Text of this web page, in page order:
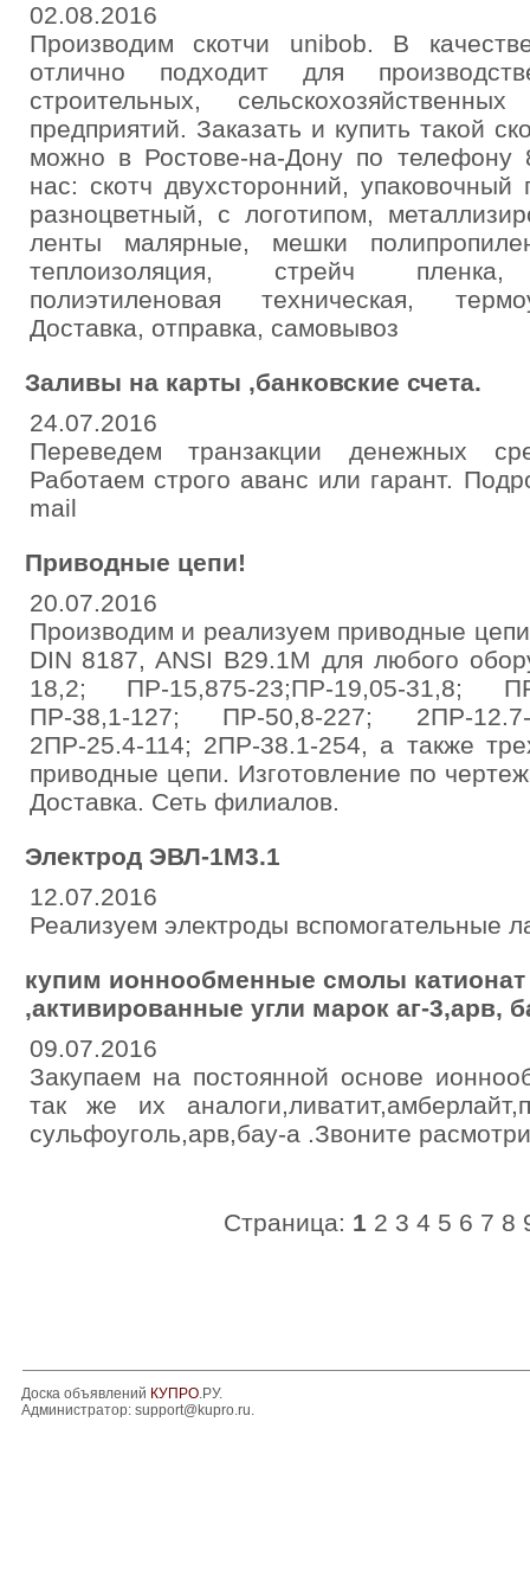
02.08.2016
Производим скотчи unibob. В
отлично подходит для
строительных,
предприятий. Заказать и купить такой
можно в Ростове-на-Дону по телефону
нас: cкотч двухсторонний,
разноцветный, с логотипом,
ленты малярные, мешки
теплоизоляция, стрейч пленка,
полиэтиленовая техническая,
Доставка, отправка, самовывоз
Заливы на карты ,банковские счета.
24.07.2016
Переведем транзакции денежных
Работаем строго аванс или гарант.
mail
Приводные цепи!
20.07.2016
Производим и реализуем приводные
DIN 8187, ANSI B29.1M для любого
18,2; ПР-15,875-23;ПР-19,05-31,8;
ПР-38,1-127; ПР-50,8-227; 2ПР-
2ПР-25.4-114; 2ПР-38.1-254, а также
приводные цепи. Изготовление по
Доставка. Сеть филиалов.
Электрод ЭВЛ-1М3.1
12.07.2016
Реализуем электроды вспомогательные
купим ионнообменные смолы катионат
,активированные угли марок аг-3,арв,
09.07.2016
Закупаем на постоянной основе
так же их
сульфоуголь,арв,бау-а .Звоните
Страница: 1 2 3 4 5 6 7 8
Доска объявлений КУПРО.РУ.
Администратор: support@kupro.ru.